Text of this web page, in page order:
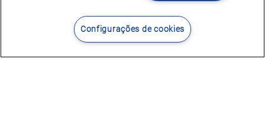
Contacte-nos Encontrar Centro
Configurações de cookies